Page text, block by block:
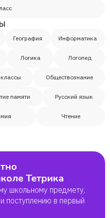
География Информатика
Логика Логопед
Обществознание
памяти Русский язык
Чтение
Тетрика
школьному предмету,
поступлению в первый